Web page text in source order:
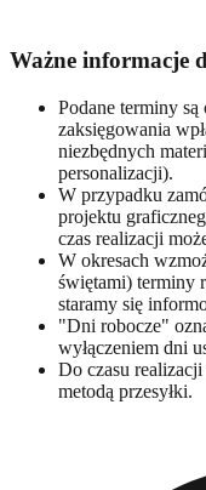
Ważne informacje
Podane terminy
zaksięgowania
niezbędnych
personalizacji).
W przypadku
projektu
czas realizacji
W okresach
świętami) terminy
staramy się
"Dni robocze"
wyłączeniem dni
Do czasu
metodą przesyłki.